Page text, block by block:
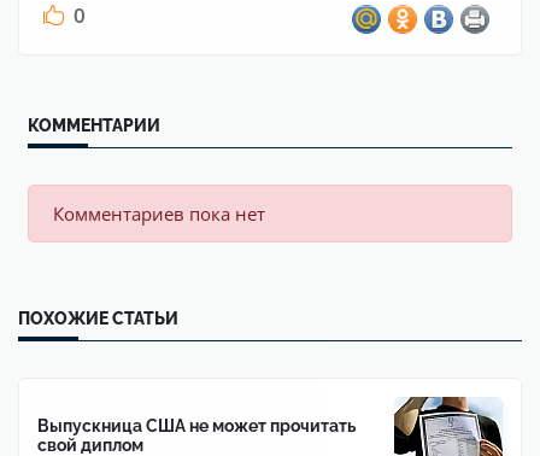
0
КОММЕНТАРИИ
Комментариев пока нет
ПОХОЖИЕ СТАТЬИ
Выпускница США не может прочитать
свой диплом